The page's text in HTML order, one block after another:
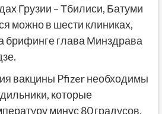
Грузии – Тбилиси, Батуми
можно в шести клиниках,
брифинге глава Минздрава
вакцины Pfizer необходимы
которые
минус 80 градусов,